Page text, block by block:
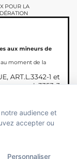
POUR LA
aux mineurs de
moment de la
ART.L.3342-1 et
L.3353-3
parMAADAM
audience et
accepter ou
Personnaliser